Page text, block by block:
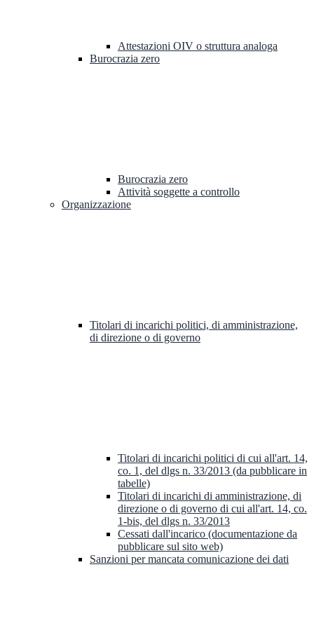
Attestazioni OIV o struttura analoga
Burocrazia zero
Burocrazia zero
Attività soggette a controllo
Organizzazione
Titolari di incarichi politici, di amministrazione,
di direzione o di governo
Titolari di incarichi politici di cui all'art. 14,
co. 1, del dlgs n. 33/2013 (da pubblicare in
tabelle)
Titolari di incarichi di amministrazione, di
direzione o di governo di cui all'art. 14, co.
1-bis, del dlgs n. 33/2013
Cessati dall'incarico (documentazione da
pubblicare sul sito web)
Sanzioni per mancata comunicazione dei dati